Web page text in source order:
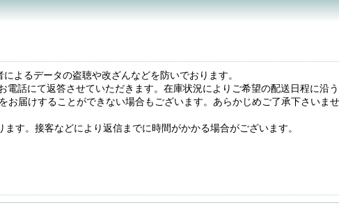
よるデータの盗聴や改ざんなどを防いでおります。
話にて返答させていただきます。在庫状況によりご希望の配送日程に沿
届けすることができない場合もございます。あらかじめご了承下さいま
す。接客などにより返信までに時間がかかる場合がございます。